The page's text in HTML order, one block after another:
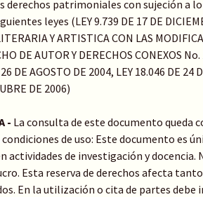
derechos patrimoniales con sujeción a
leyes (LEY 9.739 DE 17 DE
Y ARTISTICA CON LAS
DE AUTOR Y DERECHOS CONEXOS
DE AGOSTO DE 2004, LEY 18.046 DE 24
DE 2006)
- La consulta de este documento queda
de uso: Este documento es
actividades de investigación y docencia.
Esta reserva de derechos afecta
En la utilización o cita de partes debe